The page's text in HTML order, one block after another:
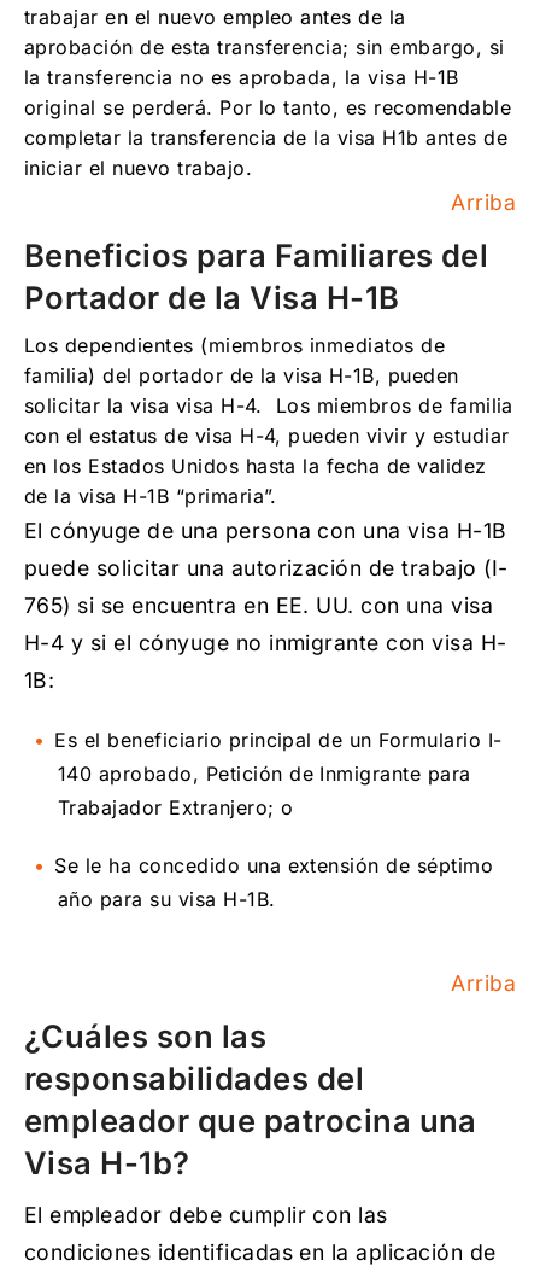
trabajar en el nuevo empleo antes de la
aprobación de esta transferencia; sin embargo, si
la transferencia no es aprobada, la visa H-1B
original se perderá. Por lo tanto, es recomendable
completar la transferencia de la visa H1b antes de
iniciar el nuevo trabajo.
Arriba
Beneficios para Familiares del
Portador de la Visa H-1B
Los dependientes (miembros inmediatos de
familia) del portador de la visa H-1B, pueden
solicitar la visa visa H-4. Los miembros de familia
con el estatus de visa H-4, pueden vivir y estudiar
en los Estados Unidos hasta la fecha de validez
de la visa H-1B “primaria”.
El cónyuge de una persona con una visa H-1B
puede solicitar una autorización de trabajo (I-
765) si se encuentra en EE. UU. con una visa
H-4 y si el cónyuge no inmigrante con visa H-
1B:
Es el beneficiario principal de un Formulario I-
140 aprobado, Petición de Inmigrante para
Trabajador Extranjero; o
Se le ha concedido una extensión de séptimo
año para su visa H-1B.
Arriba
¿Cuáles son las
responsabilidades del
empleador que patrocina una
Visa H-1b?
El empleador debe cumplir con las
condiciones identificadas en la aplicación de